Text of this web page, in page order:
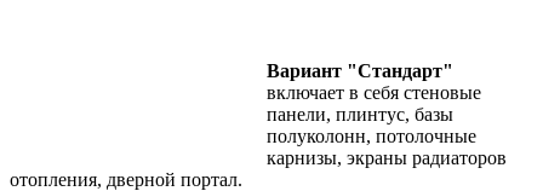
Вариант "Стандарт"
включает в себя стеновые
панели, плинтус, базы
полуколонн, потолочные
карнизы, экраны радиаторов
отопления, дверной портал.